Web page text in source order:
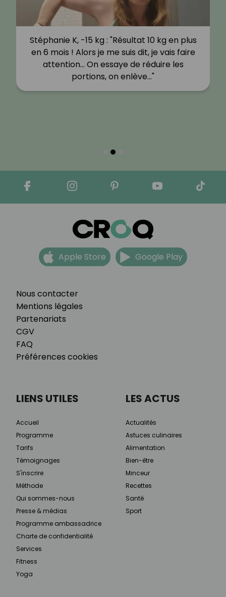
Stéphanie K, -15 kg : "Résultat 10 kg en plus
en 6 mois ! Alors je me suis dit, je vais faire
attention… On essaye de réduire les
portions, on enlève…"
Nous contacter
Mentions légales
Partenariats
CGV
FAQ
Préférences cookies
Apple Store Google Play
LIENS UTILES
Accueil
Programme
Tarifs
Témoignages
S'inscrire
Méthode
Qui sommes-nous
Presse & médias
Programme ambassadrice
Charte de confidentialité
Services
Fitness
Yoga
LES ACTUS
Actualités
Astuces culinaires
Alimentation
Bien-être
Minceur
Recettes
Santé
Sport